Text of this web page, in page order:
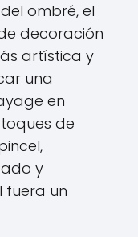
ombré, el
decoración
artística y
una
en
de
y
fuera un